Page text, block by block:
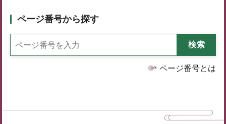
ページ番号から探す
ページ番号とは